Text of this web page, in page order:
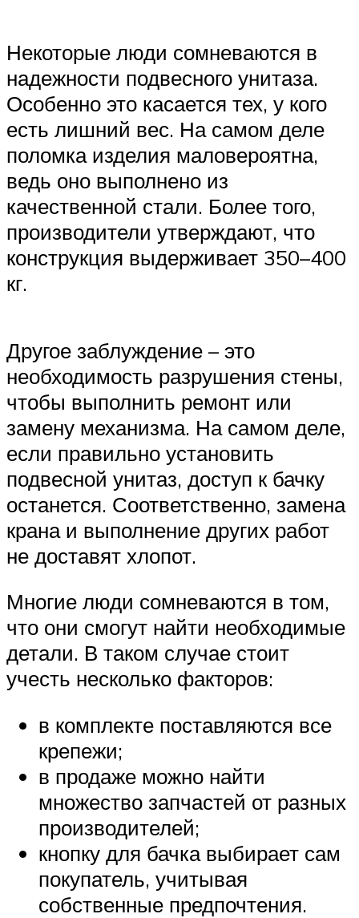
Некоторые люди сомневаются в
надежности подвесного унитаза.
Особенно это касается тех, у кого
есть лишний вес. На самом деле
поломка изделия маловероятна,
ведь оно выполнено из
качественной стали. Более того,
производители утверждают, что
конструкция выдерживает 350–400
кг.
Другое заблуждение – это
необходимость разрушения стены,
чтобы выполнить ремонт или
замену механизма. На самом деле,
если правильно установить
подвесной унитаз, доступ к бачку
останется. Соответственно, замена
крана и выполнение других работ
не доставят хлопот.
Многие люди сомневаются в том,
что они смогут найти необходимые
детали. В таком случае стоит
учесть несколько факторов:
в комплекте поставляются все
крепежи;
в продаже можно найти
множество запчастей от разных
производителей;
кнопку для бачка выбирает сам
покупатель, учитывая
собственные предпочтения.